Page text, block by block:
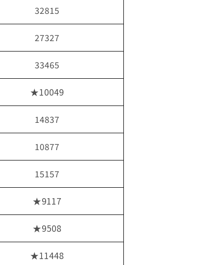
32815
27327
33465
★10049
14837
10877
15157
★9117
★9508
★11448